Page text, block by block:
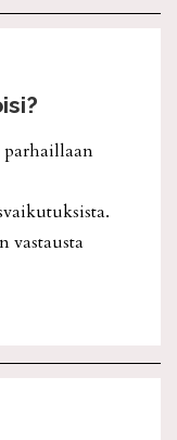
vastausta